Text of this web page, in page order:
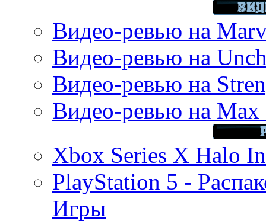
Видео-ревью на
Видео-ревью на
Видео-ревью на
Видео-ревью на Max
Xbox Series X Halo
PlayStation 5 -
Игры